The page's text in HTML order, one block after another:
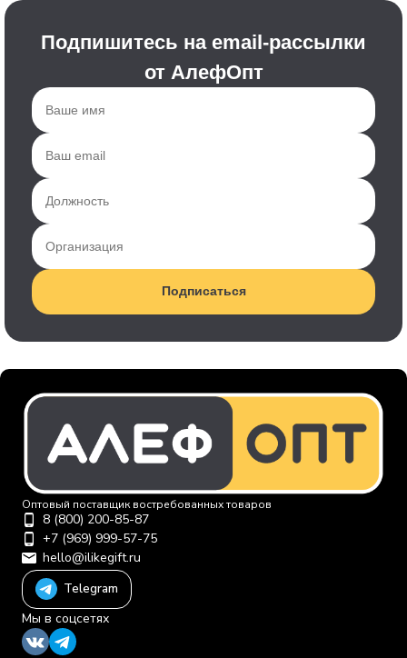
Подпишитесь на email-рассылки
от АлефОпт
Подписаться
Оптовый поставщик востребованных товаров
8 (800) 200-85-87
+7 (969) 999-57-75
hello@ilikegift.ru
Telegram
Мы в соцсетях